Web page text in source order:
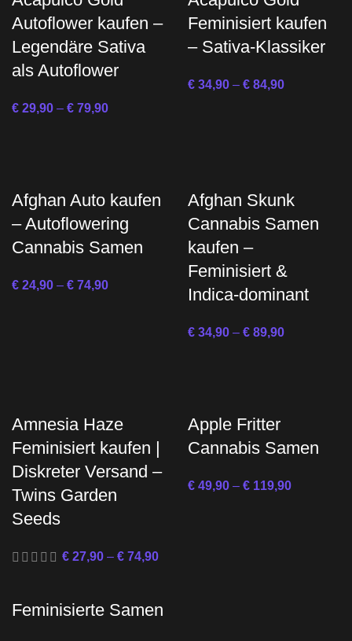
Autoflower kaufen –
Legendäre Sativa
als Autoflower
€ 29,90 – € 79,90
Feminisiert kaufen
– Sativa-Klassiker
€ 34,90 – € 84,90
Afghan Auto kaufen
– Autoflowering
Cannabis Samen
€ 24,90 – € 74,90
Afghan Skunk
Cannabis Samen
kaufen –
Feminisiert &
Indica-dominant
€ 34,90 – € 89,90
Amnesia Haze
Feminisiert kaufen |
Diskreter Versand –
Twins Garden
Seeds
€ 27,90 – € 74,90
Apple Fritter
Cannabis Samen
€ 49,90 – € 119,90
Feminisierte Samen